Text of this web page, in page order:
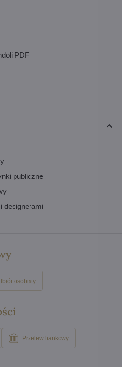
PDF
publiczne
designerami
osobisty
Przelew bankowy